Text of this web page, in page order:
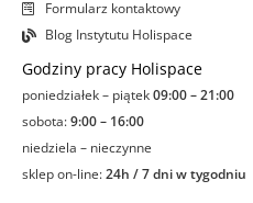
Formularz kontaktowy
Blog Instytutu Holispace
Godziny pracy Holispace
poniedziałek – piątek09:00 – 21:00
sobota:9:00 – 16:00
niedziela – nieczynne
sklep on-line:24h / 7 dni w tygodniu